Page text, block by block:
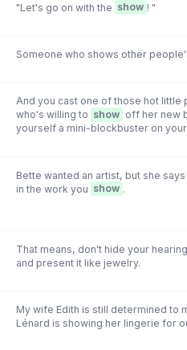
"Let's go on with the show ! "
Someone who shows other
And you cast one of those hot
who's willing to show off her new
yourself a mini-blockbuster on your
Bette wanted an artist, but she
in the work you show .
That means, don't hide your
and present it like jewelry.
My wife Edith is still determined to
Lénard is showing her lingerie for